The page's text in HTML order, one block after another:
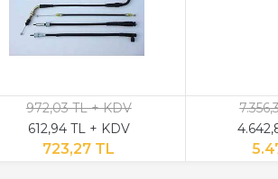
972,03 TL + KDV
612,94 TL + KDV
723,27 TL